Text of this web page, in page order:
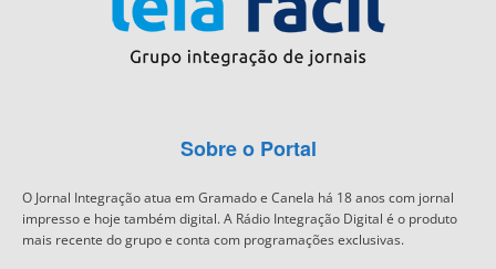
Sobre o Portal
O Jornal Integração atua em Gramado e Canela há 18 anos com jornal
impresso e hoje também digital. A Rádio Integração Digital é o produto
mais recente do grupo e conta com programações exclusivas.